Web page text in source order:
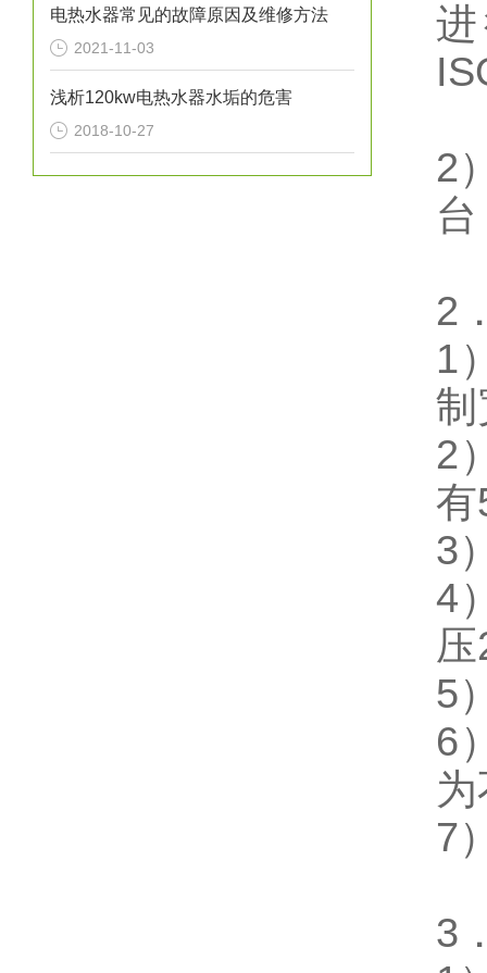
电热水器常见的故障原因及维修方法
2021-11-03
浅析120kw电热水器水垢的危害
2018-10-27
2
2
1
制
2
3
4
5
6
7
3